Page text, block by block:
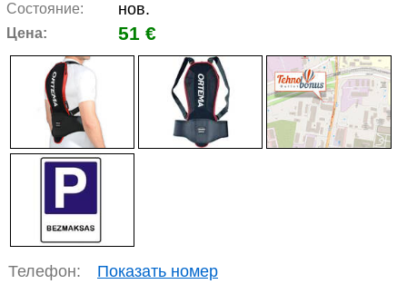
Состояние: нов.
Цена: 51 €
Телефон:
Показать номер